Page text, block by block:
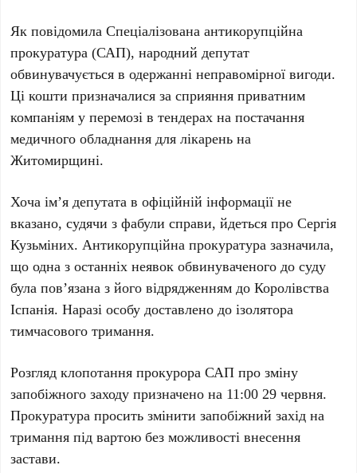
Як повідомила Спеціалізована антикорупційна
прокуратура (САП), народний депутат
обвинувачується в одержанні неправомірної вигоди.
Ці кошти призначалися за сприяння приватним
компаніям у перемозі в тендерах на постачання
медичного обладнання для лікарень на
Житомирщині.
Хоча ім’я депутата в офіційній інформації не
вказано, судячи з фабули справи, йдеться проСергія
Кузьміних. Антикорупційна прокуратура зазначила,
що одна з останніх неявок обвинуваченого до суду
була пов’язана з його відрядженням доКоролівства
Іспанія. Наразі особу доставлено до ізолятора
тимчасового тримання.
Розгляд клопотання прокурораСАП про зміну
запобіжного заходу призначено на 11:00 29 червня.
Прокуратура просить змінити запобіжний захід на
тримання під вартою без можливості внесення
застави.